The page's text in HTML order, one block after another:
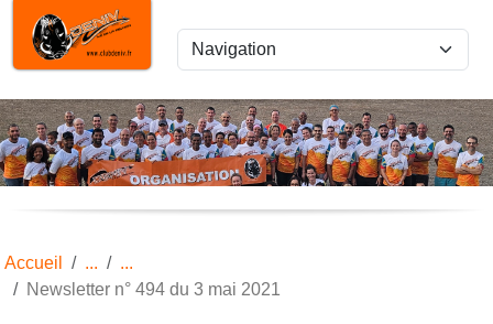
Accueil
Newsletter n° 494 du 3 mai 2021
Panneau de gestion des cookies